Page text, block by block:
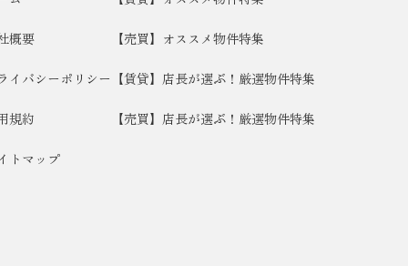
概要
イバシーポリシー
規約
トマップ
【売買】オススメ物件特集
【賃貸】店長が選ぶ！厳選物件特集
【売買】店長が選ぶ！厳選物件特集